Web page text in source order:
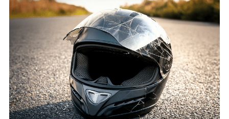
当社ではご本人の同意がある場合または法令に基づく場
合を除き、第三者に提供いたしません。
業務の委託
当社は利用目的の達成に必要な範囲内において個人情報
の取り扱いの全部または一部を委託する場合がありま
す。
個人データの共同利用